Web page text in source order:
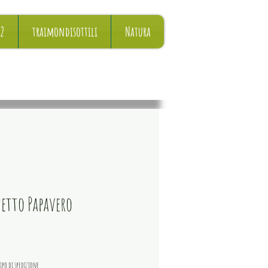
traimondisottili Natura
Papavero
di spedizione